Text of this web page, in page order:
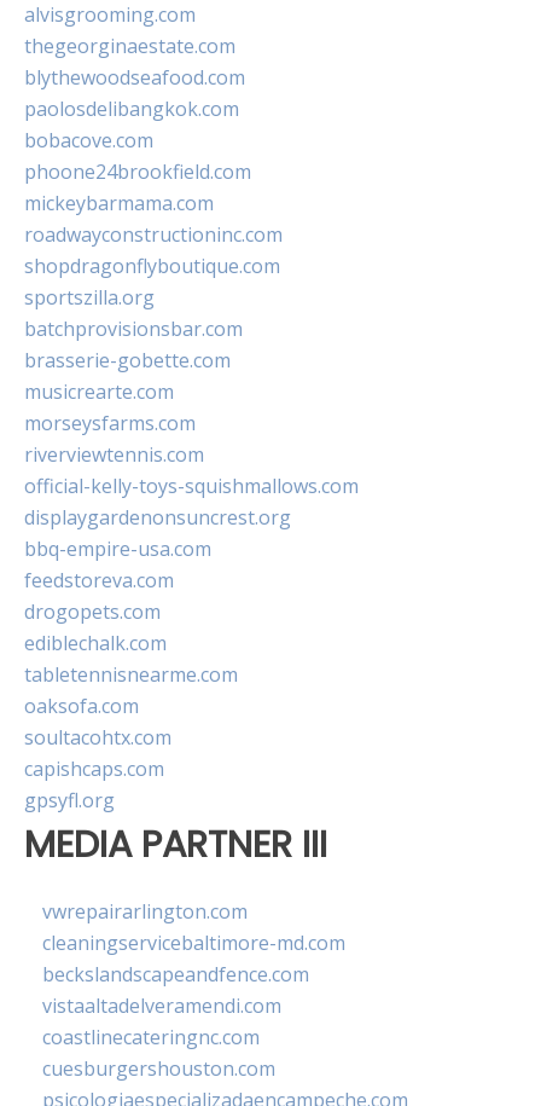
alvisgrooming.com
thegeorginaestate.com
blythewoodseafood.com
paolosdelibangkok.com
bobacove.com
phoone24brookfield.com
mickeybarmama.com
roadwayconstructioninc.com
shopdragonflyboutique.com
sportszilla.org
batchprovisionsbar.com
brasserie-gobette.com
musicrearte.com
morseysfarms.com
riverviewtennis.com
official-kelly-toys-squishmallows.com
displaygardenonsuncrest.org
bbq-empire-usa.com
feedstoreva.com
drogopets.com
ediblechalk.com
tabletennisnearme.com
oaksofa.com
soultacohtx.com
capishcaps.com
gpsyfl.org
MEDIA PARTNER III
vwrepairarlington.com
cleaningservicebaltimore-md.com
beckslandscapeandfence.com
vistaaltadelveramendi.com
coastlinecateringnc.com
cuesburgershouston.com
psicologiaespecializadaencampeche.com